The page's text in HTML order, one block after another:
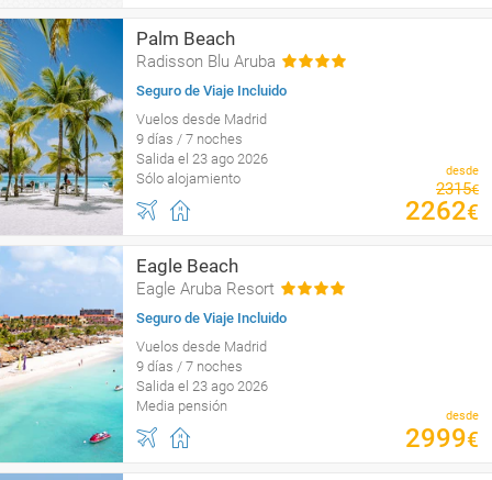
Palm Beach
Radisson Blu Aruba
Seguro de Viaje Incluido
Vuelos desde Madrid
9 días / 7 noches
Salida el 23 ago 2026
Sólo alojamiento
desde
2315€
2262€
Eagle Beach
Eagle Aruba Resort
Seguro de Viaje Incluido
Vuelos desde Madrid
9 días / 7 noches
Salida el 23 ago 2026
Media pensión
desde
2999€